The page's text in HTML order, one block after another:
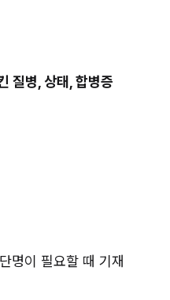
질병, 상태, 합병증
명이 필요할 때 기재